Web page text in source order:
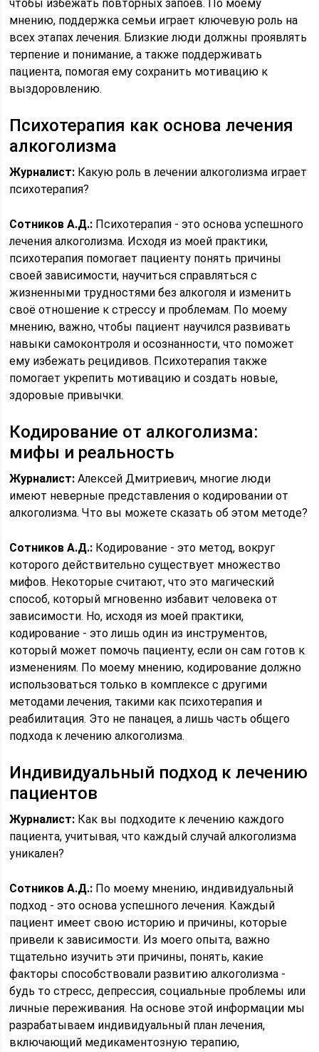
чтобы избежать повторных запоев. По моему
мнению, поддержка семьи играет ключевую роль на
всех этапах лечения. Близкие люди должны проявлять
терпение и понимание, а также поддерживать
пациента, помогая ему сохранить мотивацию к
выздоровлению.
Психотерапия как основа лечения
алкоголизма
Журналист: Какую роль в лечении алкоголизма играет
психотерапия?
Сотников А.Д.: Психотерапия - это основа успешного
лечения алкоголизма. Исходя из моей практики,
психотерапия помогает пациенту понять причины
своей зависимости, научиться справляться с
жизненными трудностями без алкоголя и изменить
своё отношение к стрессу и проблемам. По моему
мнению, важно, чтобы пациент научился развивать
навыки самоконтроля и осознанности, что поможет
ему избежать рецидивов. Психотерапия также
помогает укрепить мотивацию и создать новые,
здоровые привычки.
Кодирование от алкоголизма:
мифы и реальность
Журналист: Алексей Дмитриевич, многие люди
имеют неверные представления о кодировании от
алкоголизма. Что вы можете сказать об этом методе?
Сотников А.Д.: Кодирование - это метод, вокруг
которого действительно существует множество
мифов. Некоторые считают, что это магический
способ, который мгновенно избавит человека от
зависимости. Но, исходя из моей практики,
кодирование - это лишь один из инструментов,
который может помочь пациенту, если он сам готов к
изменениям. По моему мнению, кодирование должно
использоваться только в комплексе с другими
методами лечения, такими как психотерапия и
реабилитация. Это не панацея, а лишь часть общего
подхода к лечению алкоголизма.
Индивидуальный подход к лечению
пациентов
Журналист: Как вы подходите к лечению каждого
пациента, учитывая, что каждый случай алкоголизма
уникален?
Сотников А.Д.: По моему мнению, индивидуальный
подход - это основа успешного лечения. Каждый
пациент имеет свою историю и причины, которые
привели к зависимости. Из моего опыта, важно
тщательно изучить эти причины, понять, какие
факторы способствовали развитию алкоголизма -
будь то стресс, депрессия, социальные проблемы или
личные переживания. На основе этой информации мы
разрабатываем индивидуальный план лечения,
включающий медикаментозную терапию,